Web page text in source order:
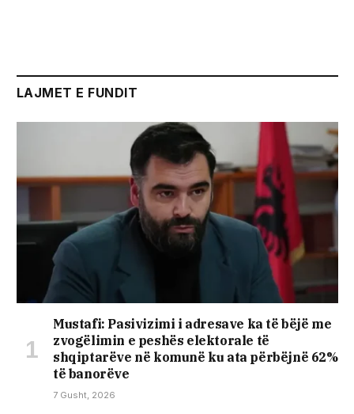
LAJMET E FUNDIT
Mustafi: Pasivizimi i adresave ka të bëjë me
zvogëlimin e peshës elektorale të
shqiptarëve në komunë ku ata përbëjnë 62%
të banorëve
7 Gusht, 2026